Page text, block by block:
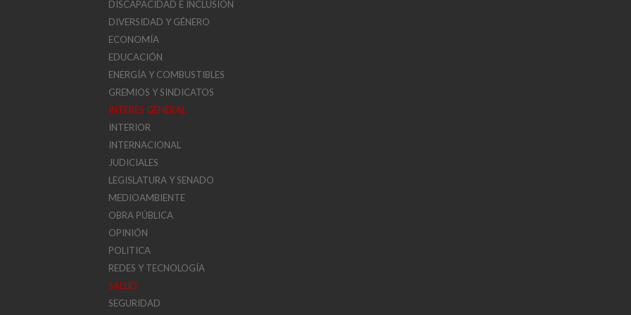
DISCAPACIDAD E INCLUSION
DIVERSIDAD Y GÉNERO
ECONOMÍA
EDUCACIÓN
ENERGÍA Y COMBUSTIBLES
GREMIOS Y SINDICATOS
INTERÉS GENERAL
INTERIOR
INTERNACIONAL
JUDICIALES
LEGISLATURA Y SENADO
MEDIOAMBIENTE
OBRA PÚBLICA
OPINIÓN
POLITICA
REDES Y TECNOLOGÍA
SALUD
SEGURIDAD